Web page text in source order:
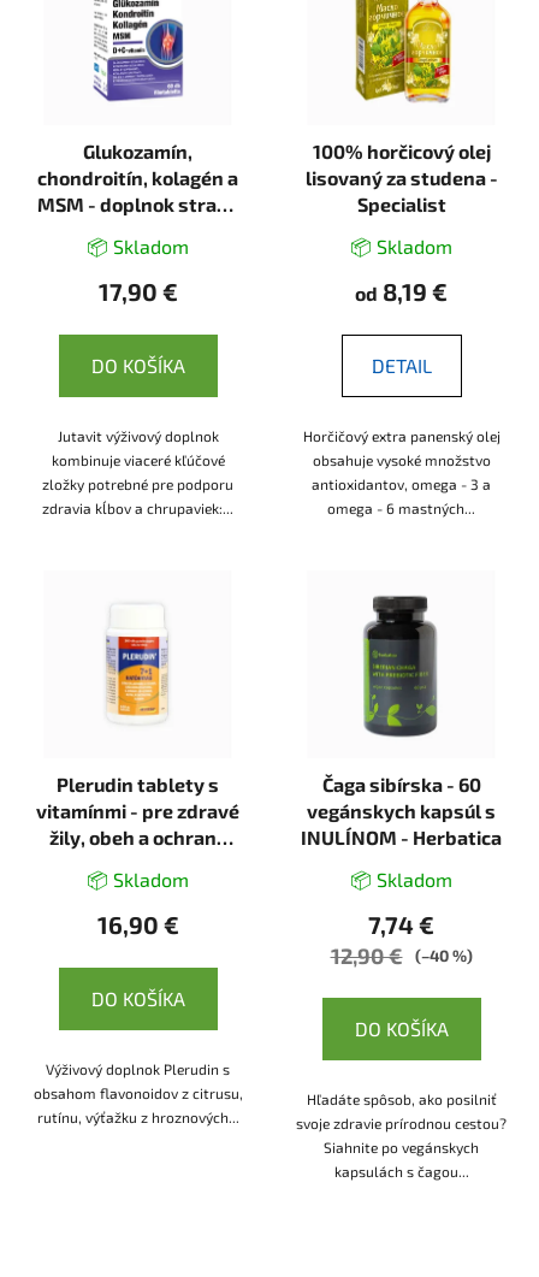
Glukozamín,
chondroitín, kolagén a
MSM - doplnok stravy
📦 Skladom
17,90 €
DO KOŠÍKA
Jutavit výživový doplnok
kombinuje viaceré kľúčové
zložky potrebné pre podporu
zdravia kĺbov a chrupaviek:...
100% horčicový olej
lisovaný za studena -
Specialist
📦 Skladom
od 8,19 €
DETAIL
Horčičový extra panenský olej
obsahuje vysoké množstvo
antioxidantov, omega - 3 a
omega - 6 mastných...
Plerudin tablety s
vitamínmi - pre zdravé
žily, obeh a ochranu
InVitro
📦 Skladom
16,90 €
DO KOŠÍKA
Výživový doplnok Plerudin s
obsahom flavonoidov z citrusu,
rutínu, výťažku z hroznových...
Čaga sibírska - 60
vegánskych kapsúl s
INULÍNOM - Herbatica
📦 Skladom
7,74 €
12,90 € (–40 %)
DO KOŠÍKA
Hľadáte spôsob, ako posilniť
svoje zdravie prírodnou cestou?
Siahnite po vegánskych
kapsulách s čagou...